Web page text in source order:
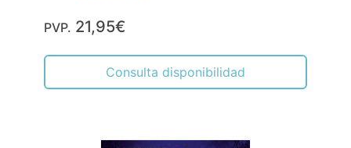
PVP. 21,95€
Consulta disponibilidad